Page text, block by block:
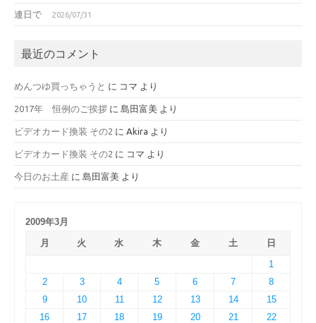
連日で 2026/07/31
最近のコメント
めんつゆ買っちゃうと に コマ より
2017年 恒例のご挨拶 に 島田富美 より
ビデオカード換装 その2 に Akira より
ビデオカード換装 その2 に コマ より
今日のお土産 に 島田富美 より
2009年3月
月
火 水 木 金 土
日
1
2
3 4 5 6 7
8
9
10 11 12 13 14
15
16
17 18 19 20 21
22